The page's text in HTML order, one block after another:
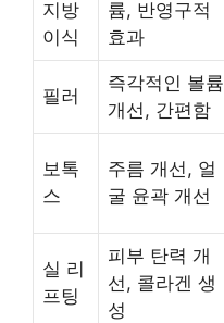
지방
이식
륨, 반영구적
효과
필러
즉각적인 볼륨
개선, 간편함
보톡
스
주름 개선, 얼
굴 윤곽 개선
실 리
프팅
피부 탄력 개
선, 콜라겐 생
성